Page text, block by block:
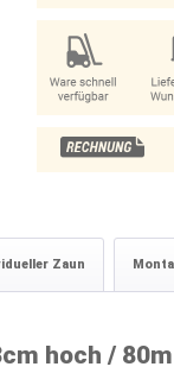
Zaun
hoch /